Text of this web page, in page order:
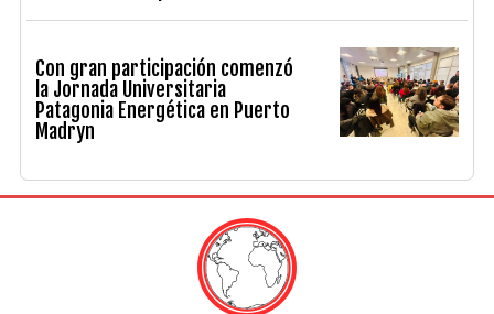
Con gran participación comenzó
la Jornada Universitaria
Patagonia Energética en Puerto
Madryn